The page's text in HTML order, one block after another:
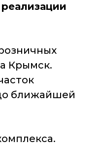
Крымск.
ближайшей